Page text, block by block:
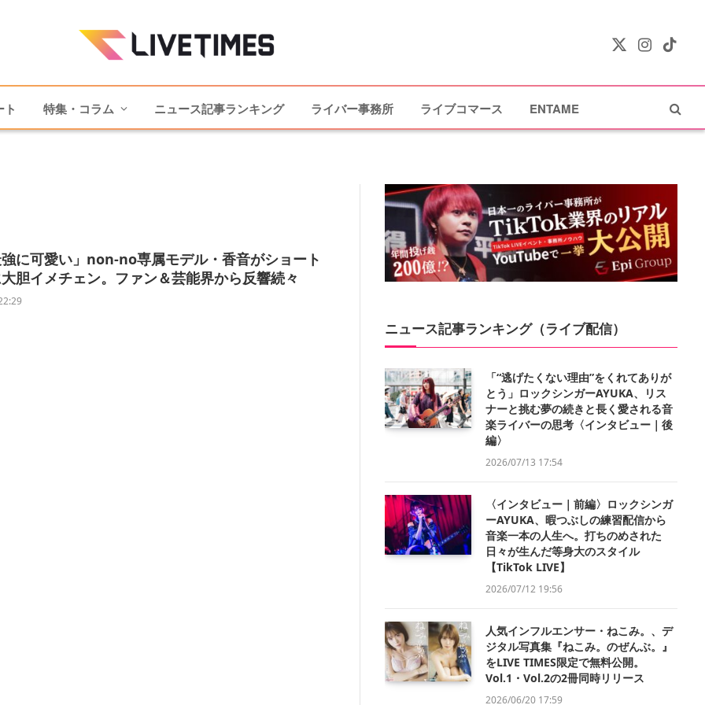
X
Instagram
TikTok
特集・コラム ニュース記事ランキング ライバー事務所 ライブコマース ENTAME
に可愛い」non-no専属モデル・香音がショート
胆イメチェン。ファン＆芸能界から反響続々
ニュース記事ランキング（ライブ配信）
「“逃げたくない理由”をくれてありが
とう」ロックシンガーAYUKA、リス
ナーと挑む夢の続きと長く愛される音
楽ライバーの思考〈インタビュー｜後
編〉
2026/07/13 17:54
〈インタビュー｜前編〉ロックシンガ
ーAYUKA、暇つぶしの練習配信から
音楽一本の人生へ。打ちのめされた
日々が生んだ等身大のスタイル
【TikTok LIVE】
2026/07/12 19:56
人気インフルエンサー・ねこみ。、デ
ジタル写真集『ねこみ。のぜんぶ。』
をLIVE TIMES限定で無料公開。
Vol.1・Vol.2の2冊同時リリース
2026/06/20 17:59